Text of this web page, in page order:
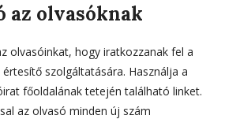
az olvasóknak
olvasóinkat, hogy iratkozzanak fel a
szolgáltatására. Használja a
főoldalának tetején található linket.
az olvasó minden új szám